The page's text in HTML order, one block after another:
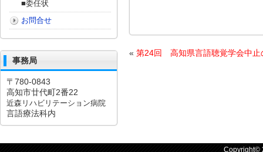
« 第24回 高知県言語聴覚学会中止
■委任状
お問合せ
事務局
〒780-0843
高知市廿代町2番22
近森リハビリテーション病院
言語療法科内
Copyright©